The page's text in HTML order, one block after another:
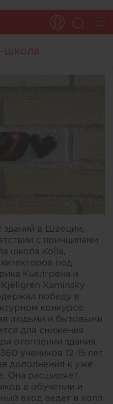
школа
в Швеции,
с принципами
школа Kolla,
под
Кьелгрена и
Kaminsky
победу в
конкурсе.
людьми и бытовыми
для снижения
отоплении здания.
учеников 12-15 лет
дополнения к уже
Она расширяет
в обучении и
вход ведет в холл